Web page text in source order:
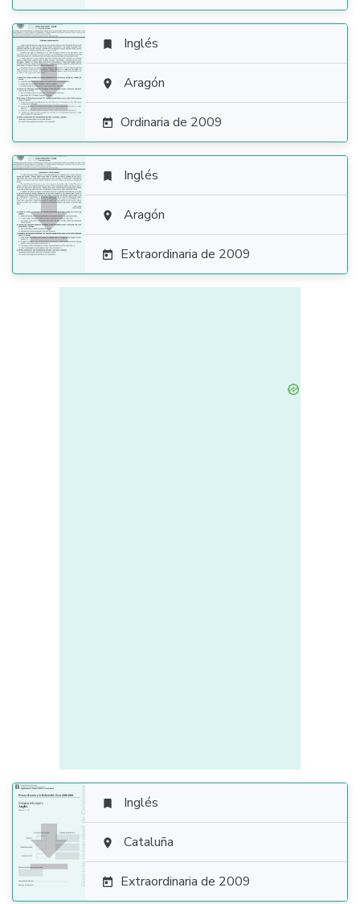

 Inglés
 Aragón
 Ordinaria de 2009

 Inglés
 Aragón
 Extraordinaria de 2009

 Inglés
 Cataluña
 Extraordinaria de 2009